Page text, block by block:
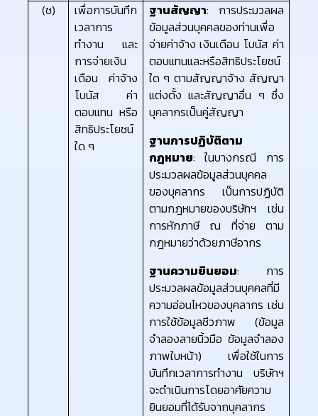
(ช)
เพื่อการบันทึก
เวลาการ
ทำงาน และ
การจ่ายเงิน
เดือน ค่าจ้าง
โบนัส ค่า
ตอบแทน หรือ
สิทธิประโยชน์
ใด ๆ
ฐานสัญญา: การประมวลผล
ข้อมูลส่วนบุคคลของท่านเพื่อ
จ่ายค่าจ้าง เงินเดือน โบนัส ค่า
ตอบแทนและหรือสิทธิประโยชน์
ใด ๆ ตามสัญญาจ้าง สัญญา
แต่งตั้ง และสัญญาอื่น ๆ ซึ่ง
บุคลากรเป็นคู่สัญญา
ฐานการปฏิบัติตาม
กฎหมาย: ในบางกรณี การ
ประมวลผลข้อมูลส่วนบุคคล
ของบุคลากร เป็นการปฏิบัติ
ตามกฎหมายของบริษัทฯ เช่น
การหักภาษี ณ ที่จ่าย ตาม
กฎหมายว่าด้วยภาษีอากร
ฐานความยินยอม: การ
ประมวลผลข้อมูลส่วนบุคคลที่มี
ความอ่อนไหวของบุคลากร เช่น
การใช้ข้อมูลชีวภาพ (ข้อมูล
จำลองลายนิ้วมือ ข้อมูลจำลอง
ภาพใบหน้า) เพื่อใช้ในการ
บันทึกเวลาการทำงาน บริษัทฯ
จะดำเนินการโดยอาศัยความ
ยินยอมที่ได้รับจากบุคลากร